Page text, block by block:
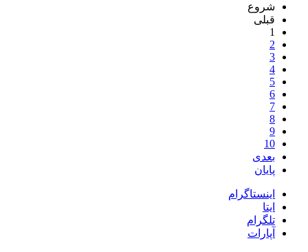
شروع
قبلی
1
2
3
4
5
6
7
8
9
10
بعدی
پایان
اینستاگرام
ایتا
تلگرام
آپارات